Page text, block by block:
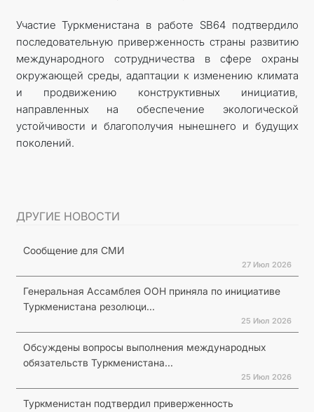
Участие Туркменистана в работе SB64 подтвердило
последовательную приверженность страны развитию
международного сотрудничества в сфере охраны
окружающей среды, адаптации к изменению климата
и продвижению конструктивных инициатив,
направленных на обеспечение экологической
устойчивости и благополучия нынешнего и будущих
поколений.
ДРУГИЕ НОВОСТИ
Сообщение для СМИ
27 Июл 2026
Генеральная Ассамблея ООН приняла по инициативе
Туркменистана резолюци...
25 Июл 2026
Обсуждены вопросы выполнения международных
обязательств Туркменистана...
25 Июл 2026
Туркменистан подтвердил приверженность